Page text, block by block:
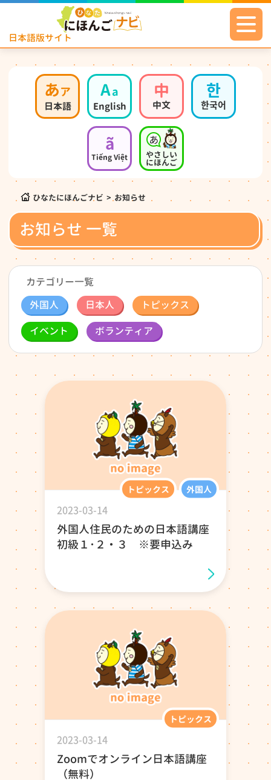
日本語版サイト
あア
日本語
Aa
English
中
中文
한
한국어
ã
Tiếng Việt やさしい
にほんご
ひなたにほんごナビ >お知らせ
お知らせ 一覧
カテゴリー一覧
外国人
日本人
トピックス
イベント
ボランティア
トピックス 外国人
2023-03-14
外国人住民のための日本語講座
初級１･２・３ ※要申込み
トピックス
2023-03-14
Zoomでオンライン日本語講座
（無料）